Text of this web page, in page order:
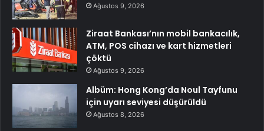
Ağustos 9, 2026
Ziraat Bankası’nın mobil bankacılık,
ATM, POS cihazı ve kart hizmetleri
çöktü
Ağustos 9, 2026
Albüm: Hong Kong’da Noul Tayfunu
için uyarı seviyesi düşürüldü
Ağustos 8, 2026